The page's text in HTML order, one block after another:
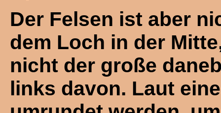
Der Felsen ist aber
dem Loch in der
nicht der große
links davon. Laut